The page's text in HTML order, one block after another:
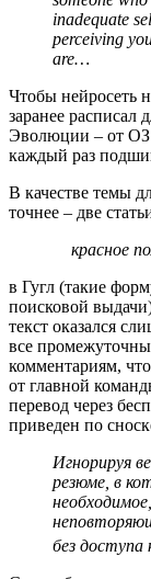
inadequate
perceiving
are…
Чтобы нейросеть
заранее расписал
Эволюции – от ОЗ
каждый раз
В качестве темы
точнее – две
красное
в Гугл (такие
поисковой
текст оказался
все
комментариям,
от главной
перевод через
приведен по
Игнорируя
резюме, в
без доступа